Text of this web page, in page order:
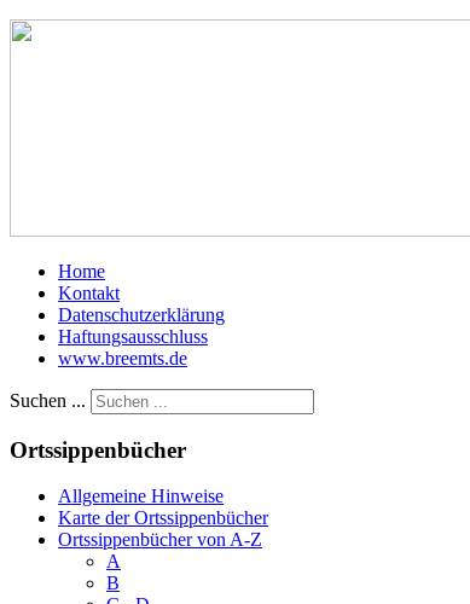
Home
Kontakt
Datenschutzerklärung
Haftungsausschluss
www.breemts.de
Suchen ...
Ortssippenbücher
Allgemeine Hinweise
Karte der Ortssippenbücher
Ortssippenbücher von A-Z
A
B